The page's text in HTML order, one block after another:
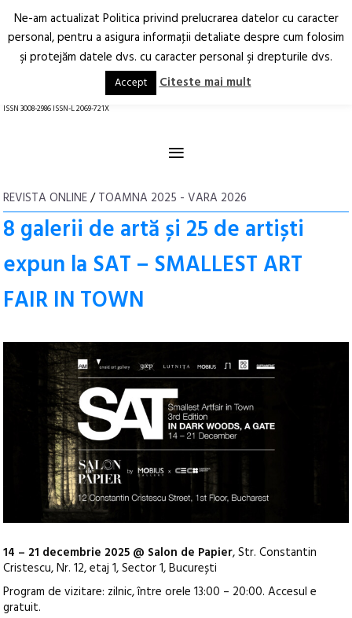
Arhitectură.
Oraș.
RO EN
ISSN 3008-2986 ISSN-L 2069-721X
≡
REVISTA ONLINE/TOAMNA 2025 - VARA 2026
8 galerii de artă și 25 de artiști
expun la SAT – SMALLEST ART
FAIR IN TOWN
14 – 21 decembrie 2025 @ Salon de Papier, Str. Constantin
Cristescu, Nr. 12, etaj 1, Sector 1, București
Program de vizitare: zilnic, între orele 13:00 – 20:00. Accesul e
gratuit.
Ne-am actualizat Politica privind prelucrarea datelor cu caracter
personal, pentru a asigura informaţii detaliate despre cum folosim
şi protejăm datele dvs. cu caracter personal şi drepturile dvs.
Accept Citeste mai mult